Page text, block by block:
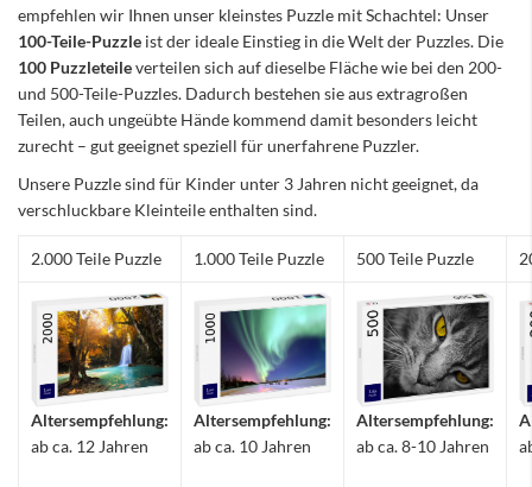
empfehlen wir Ihnen unser kleinstes Puzzle mit Schachtel: Unser
100-Teile-Puzzle ist der ideale Einstieg in die Welt der Puzzles. Die
100 Puzzleteileverteilen sich auf dieselbe Fläche wie bei den 200-
und 500-Teile-Puzzles. Dadurch bestehen sie aus extragroßen
Teilen, auch ungeübte Hände kommend damit besonders leicht
zurecht – gut geeignet speziell für unerfahrene Puzzler.
Unsere Puzzle sind für Kinder unter 3 Jahren nicht geeignet, da
verschluckbare Kleinteile enthalten sind.
2.000 Teile Puzzle 1.000 Teile Puzzle 500 Teile Puzzle
Altersempfehlung:
ab ca. 12 Jahren
Altersempfehlung:
ab ca. 10 Jahren
Altersempfehlung:
ab ca. 8-10 Jahren